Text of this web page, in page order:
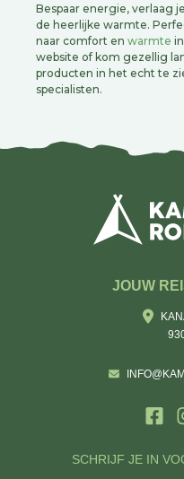
Bespaar energie, verlaag
de heerlijke warmte.
naar comfort en warmte
website of kom gezellig
producten in het echt te
specialisten.
SCHRIJF JE IN
JOUW